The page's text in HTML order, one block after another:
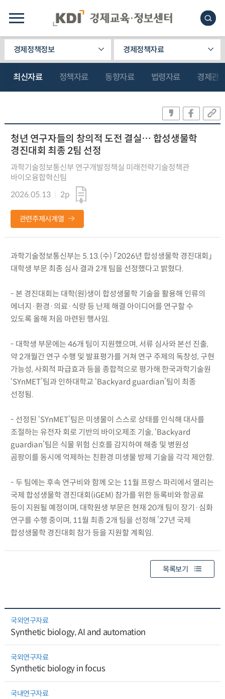
경제정책정보 경제정책자료
최신자료 정책자료 동향자료 법령자료 경제관
청년 연구자들의 창의적 도전 결실… 합성생물학
경진대회 최종 2팀 선정
과학기술정보통신부 연구개발정책실 미래전략기술정책관
바이오융합혁신팀
2026.05.13
2p
관련주제시계열
과학기술정보통신부는 5.13.(수) 「2026년 합성생물학 경진대회」
대학생 부문 최종 심사 결과 2개 팀을 선정했다고 밝혔다.
- 본 경진대회는 대학(원)생이 합성생물학 기술을 활용해 인류의
에너지·환경·의료·식량 등 난제 해결 아이디어를 연구할 수
있도록 올해 처음 마련된 행사임.
- 대학생 부문에는 46개 팀이 지원했으며, 서류 심사와 본선 진출,
약 2개월간 연구 수행 및 발표평가를 거쳐 연구 주제의 독창성, 구현
가능성, 사회적 파급효과 등을 종합적으로 평가해 한국과학기술원
‘SYnMET’팀과 인하대학교 ‘Backyard guardian’팀이 최종
선정됨.
- 선정된 ‘SYnMET’팀은 미생물이 스스로 상태를 인식해 대사를
조절하는 유전자 회로 기반의 바이오제조 기술, ‘Backyard
guardian’팀은 식물 위험 신호를 감지하여 해충 및 병원성
곰팡이를 동시에 억제하는 친환경 미생물 방제 기술을 각각 제안함.
- 두 팀에는 후속 연구비와 함께 오는 11월 프랑스 파리에서 열리는
국제 합성생물학 경진대회(iGEM) 참가를 위한 등록비와 항공료
등이 지원될 예정이며, 대학원생 부문은 현재 20개 팀이 장기·심화
연구를 수행 중이며, 11월 최종 2개 팀을 선정해 ’27년 국제
합성생물학 경진대회 참가 등을 지원할 계획임.
목록보기
국외연구자료
Synthetic biology, AI and automation
국외연구자료
Synthetic biology in focus
국내연구자료